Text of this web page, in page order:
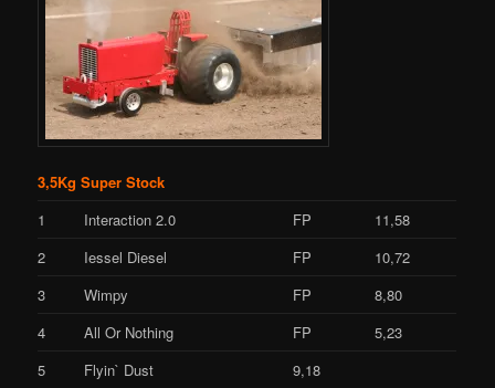
3,5Kg Super Stock
1
Interaction 2.0 FP
11,58
2
Iessel Diesel FP
10,72
3
Wimpy FP
8,80
4
All Or Nothing FP
5,23
5
Flyin` Dust
9,18